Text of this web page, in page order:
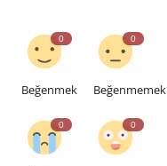
0
Beğenmek
0
Beğenmemek
0 0